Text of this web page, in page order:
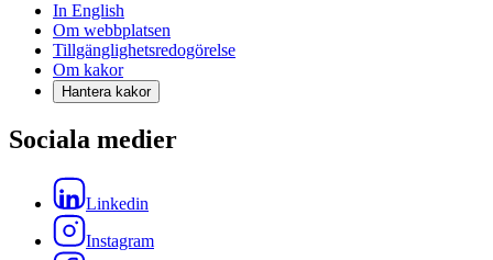
In English
Om webbplatsen
Tillgänglighetsredogörelse
Om kakor
Hantera kakor
Sociala medier
Linkedin
Instagram